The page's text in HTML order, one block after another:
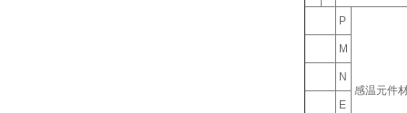
P
感温元件
M
N
E